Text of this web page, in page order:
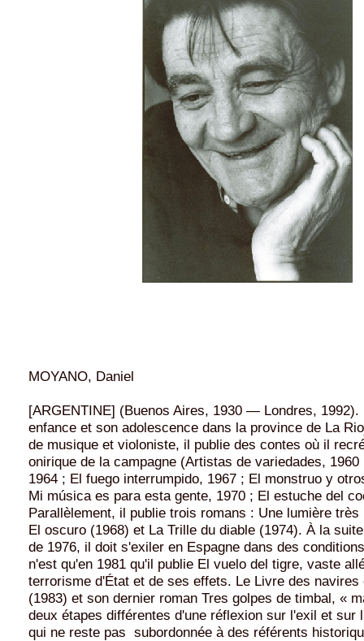
MOYANO, Daniel
[ARGENTINE] (Buenos Aires, 1930 — Londres, 1992).
enfance et son adolescence dans la province de La
de musique et violoniste, il publie des contes où il
onirique de la campagne (Artistas de variedades,
1964 ; El fuego interrumpido, 1967 ; El monstruo y
Mi música es para esta gente, 1970 ; El estuche del
Parallèlement, il publie trois romans : Une lumière très
El oscuro (1968) et La Trille du diable (1974). À la
de 1976, il doit s'exiler en Espagne dans des
n'est qu'en 1981 qu'il publie El vuelo del tigre, vaste
terrorisme d'État et de ses effets. Le Livre des navires
(1983) et son dernier roman Tres golpes de timbal, «
deux étapes différentes d'une réflexion sur l'exil et sur
qui ne reste pas subordonnée à des référents